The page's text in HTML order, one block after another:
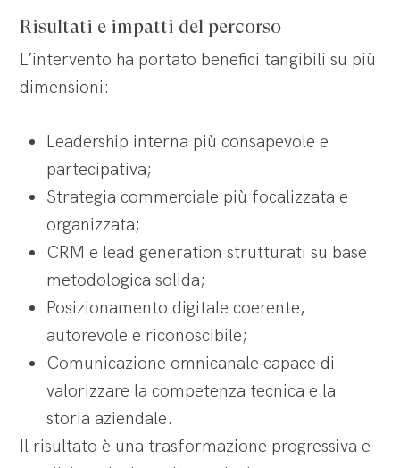
Risultati e impatti del percorso
L’intervento ha portato benefici tangibili su più
dimensioni:
Leadership interna più consapevole e
partecipativa;
Strategia commerciale più focalizzata e
organizzata;
CRM e lead generation strutturati su base
metodologica solida;
Posizionamento digitale coerente,
autorevole e riconoscibile;
Comunicazione omnicanale capace di
valorizzare la competenza tecnica e la
storia aziendale.
Il risultato è una trasformazione progressiva e